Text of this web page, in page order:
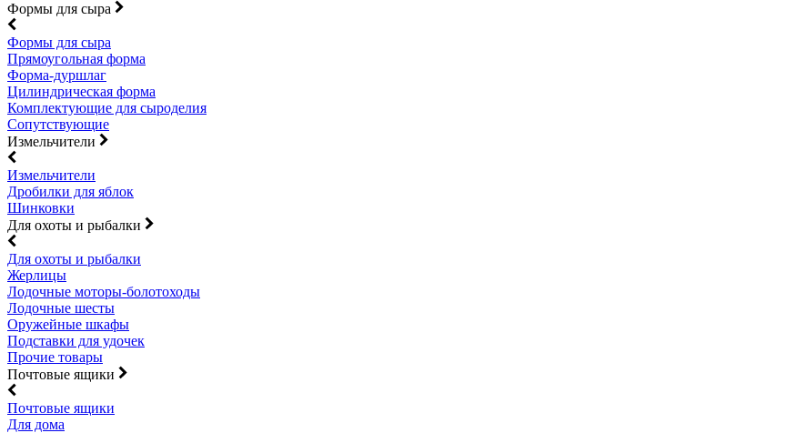
Формы для сыра
Формы для сыра
Прямоугольная форма
Форма-дуршлаг
Цилиндрическая форма
Комплектующие для сыроделия
Сопутствующие
Измельчители
Измельчители
Дробилки для яблок
Шинковки
Для охоты и рыбалки
Для охоты и рыбалки
Жерлицы
Лодочные моторы-болотоходы
Лодочные шесты
Оружейные шкафы
Подставки для удочек
Прочие товары
Почтовые ящики
Почтовые ящики
Для дома